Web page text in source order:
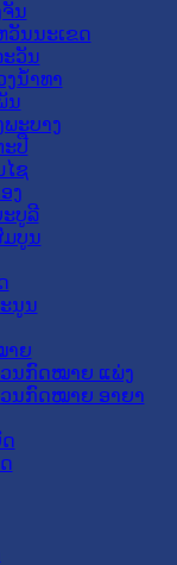
ນ
ວັນນະເຂດ
ະວັນ
ນໍ້າທາ
ນ
ະບາງ
ະປື
ໄຊ
ງ
ະບູລີ
ມບູນ
ນູນ
າຍ
ນກົດໝາຍ ແພ່ງ
ນກົດໝາຍ ອາຍາ